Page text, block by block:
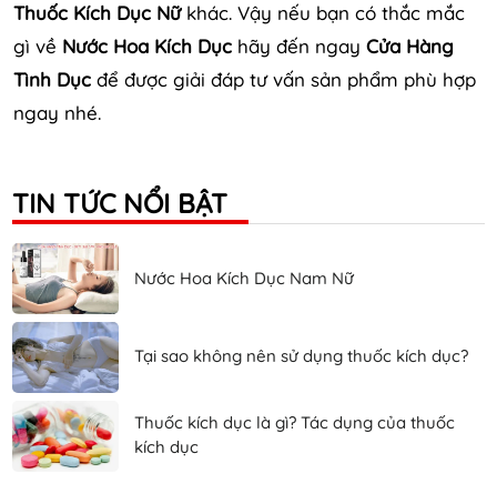
Thuốc Kích Dục Nữkhác. Vậy nếu bạn có thắc mắc
gì về Nước Hoa Kích Dục hãy đến ngay Cửa Hàng
Tình Dục để được giải đáp tư vấn sản phẩm phù hợp
ngay nhé.
TIN TỨC NỔI BẬT
Nước Hoa Kích Dục Nam Nữ
Tại sao không nên sử dụng thuốc kích dục?
Thuốc kích dục là gì? Tác dụng của thuốc
kích dục